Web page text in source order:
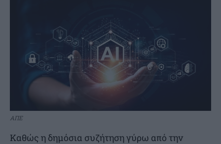
ΑΠΕ
Καθώς η δημόσια συζήτηση γύρω από την